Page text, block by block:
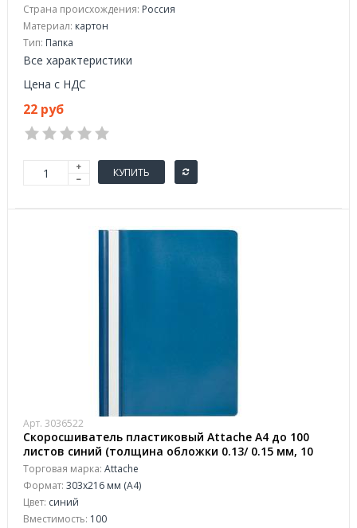
Страна происхождения: Россия
Материал: картон
Тип: Папка
Все характеристики
Цена с НДС
22 руб
КУПИТЬ
Арт. 3036522
Скоросшиватель пластиковый Attache A4 до 100
листов синий (толщина обложки 0.13/ 0.15 мм, 10
штук в упаковке)
Торговая марка: Attache
Формат: 303x216 мм (А4)
Цвет: синий
Вместимость: 100